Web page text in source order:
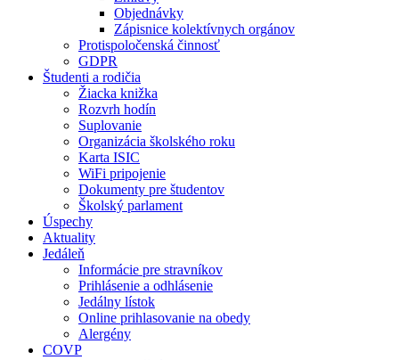
Objednávky
Zápisnice kolektívnych orgánov
Protispoločenská činnosť
GDPR
Študenti a rodičia
Žiacka knižka
Rozvrh hodín
Suplovanie
Organizácia školského roku
Karta ISIC
WiFi pripojenie
Dokumenty pre študentov
Školský parlament
Úspechy
Aktuality
Jedáleň
Informácie pre stravníkov
Prihlásenie a odhlásenie
Jedálny lístok
Online prihlasovanie na obedy
Alergény
COVP